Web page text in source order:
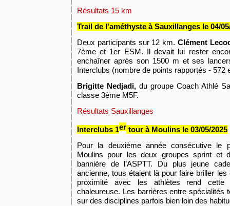
Résultats 15 km
Trail de l'améthyste à Sauxillanges le 04/
Deux participants sur 12 km.Clément
7ème et 1er ESM. Il devait lui rester
enchaîner après son 1500 m et ses
Interclubs (nombre de points rapportés - 572
Brigitte Nedjadi, du groupe Coach Athlé
classe 3ème M5F.
Résultats Sauxillanges
Interclubs 1er tour à Moulins le 03/05/2025
Pour la deuxième année consécutive le
Moulins pour les deux groupes sprint et
bannière de l’ASPTT. Du plus jeune
ancienne, tous étaient là pour faire briller
proximité avec les athlètes rend cette
chaleureuse. Les barrières entre spécialités
sur des disciplines parfois bien loin des